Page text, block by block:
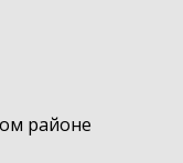
районе